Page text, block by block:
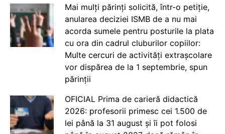
Mai mulți părinți solicită, într-o petiție,
anularea deciziei ISMB de a nu mai
acorda sumele pentru posturile la plata
cu ora din cadrul cluburilor copiilor:
Multe cercuri de activități extrașcolare
vor dispărea de la 1 septembrie, spun
părinții
OFICIAL Prima de carieră didactică
2026: profesorii primesc cei 1.500 de
lei până la 31 august și îi pot folosi